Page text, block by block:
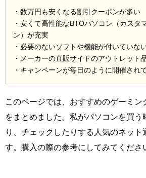
・数万円も安くなる割引クーポンが多い
・安くて高性能なBTOパソコン（カスタ
ン）が充実
・必要のないソフトや機能が付いていな
・メーカーの直販サイトのアウトレット
・キャンペーンが毎日のように開催され
このページでは、おすすめのゲーミ
をまとめました。私がパソコンを買う
り、チェックしたりする人気のネット
す。購入の際の参考にしてみてくださ